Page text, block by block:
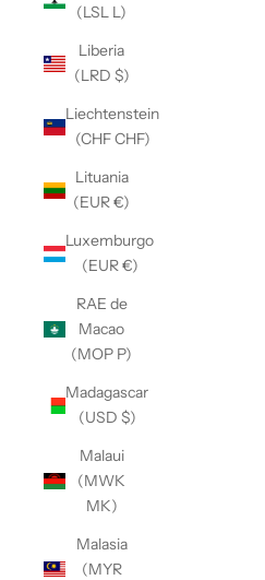
(LSL L)
Liberia
(LRD $)
Liechtenstein
(CHF CHF)
Lituania
(EUR €)
Luxemburgo
(EUR €)
RAE de
Macao
(MOP P)
Madagascar
(USD $)
Malaui
(MWK
MK)
Malasia
(MYR